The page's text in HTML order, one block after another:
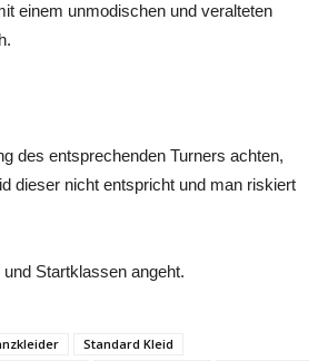
einem unmodischen und veralteten
des entsprechenden Turners achten,
dieser nicht entspricht und man riskiert
Startklassen angeht.
Standard Kleid